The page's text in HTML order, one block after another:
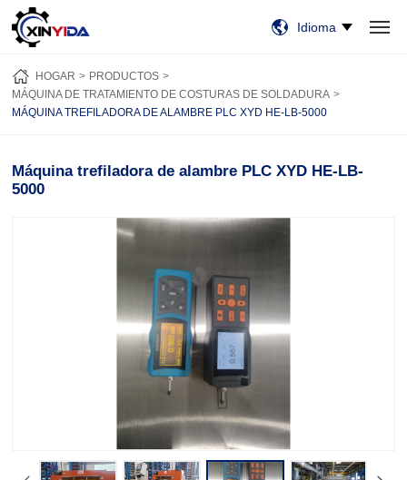
HOGAR
PRODUCTOS
VIDEO
CASOS
NOTICIAS
SOBRE NOSOTROS
CONTÁCTENOS
Idioma
HOGAR
PRODUCTOS
MÁQUINA DE TRATAMIENTO DE COSTURAS DE SOLDADURA
MÁQUINA TREFILADORA DE ALAMBRE PLC XYD HE-LB-5000
Máquina trefiladora de alambre PLC XYD HE-LB-
5000